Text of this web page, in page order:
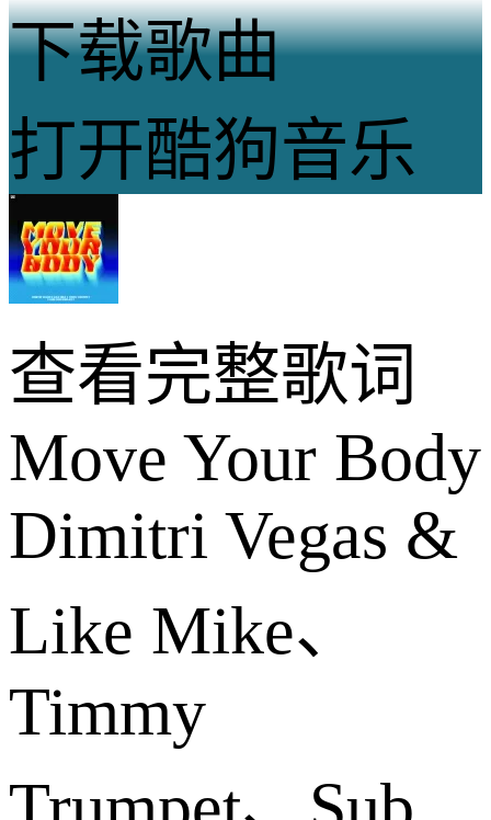
下载歌曲
打开酷狗音乐
查看完整歌词
Move Your Body
Dimitri Vegas &
Like Mike、
Timmy